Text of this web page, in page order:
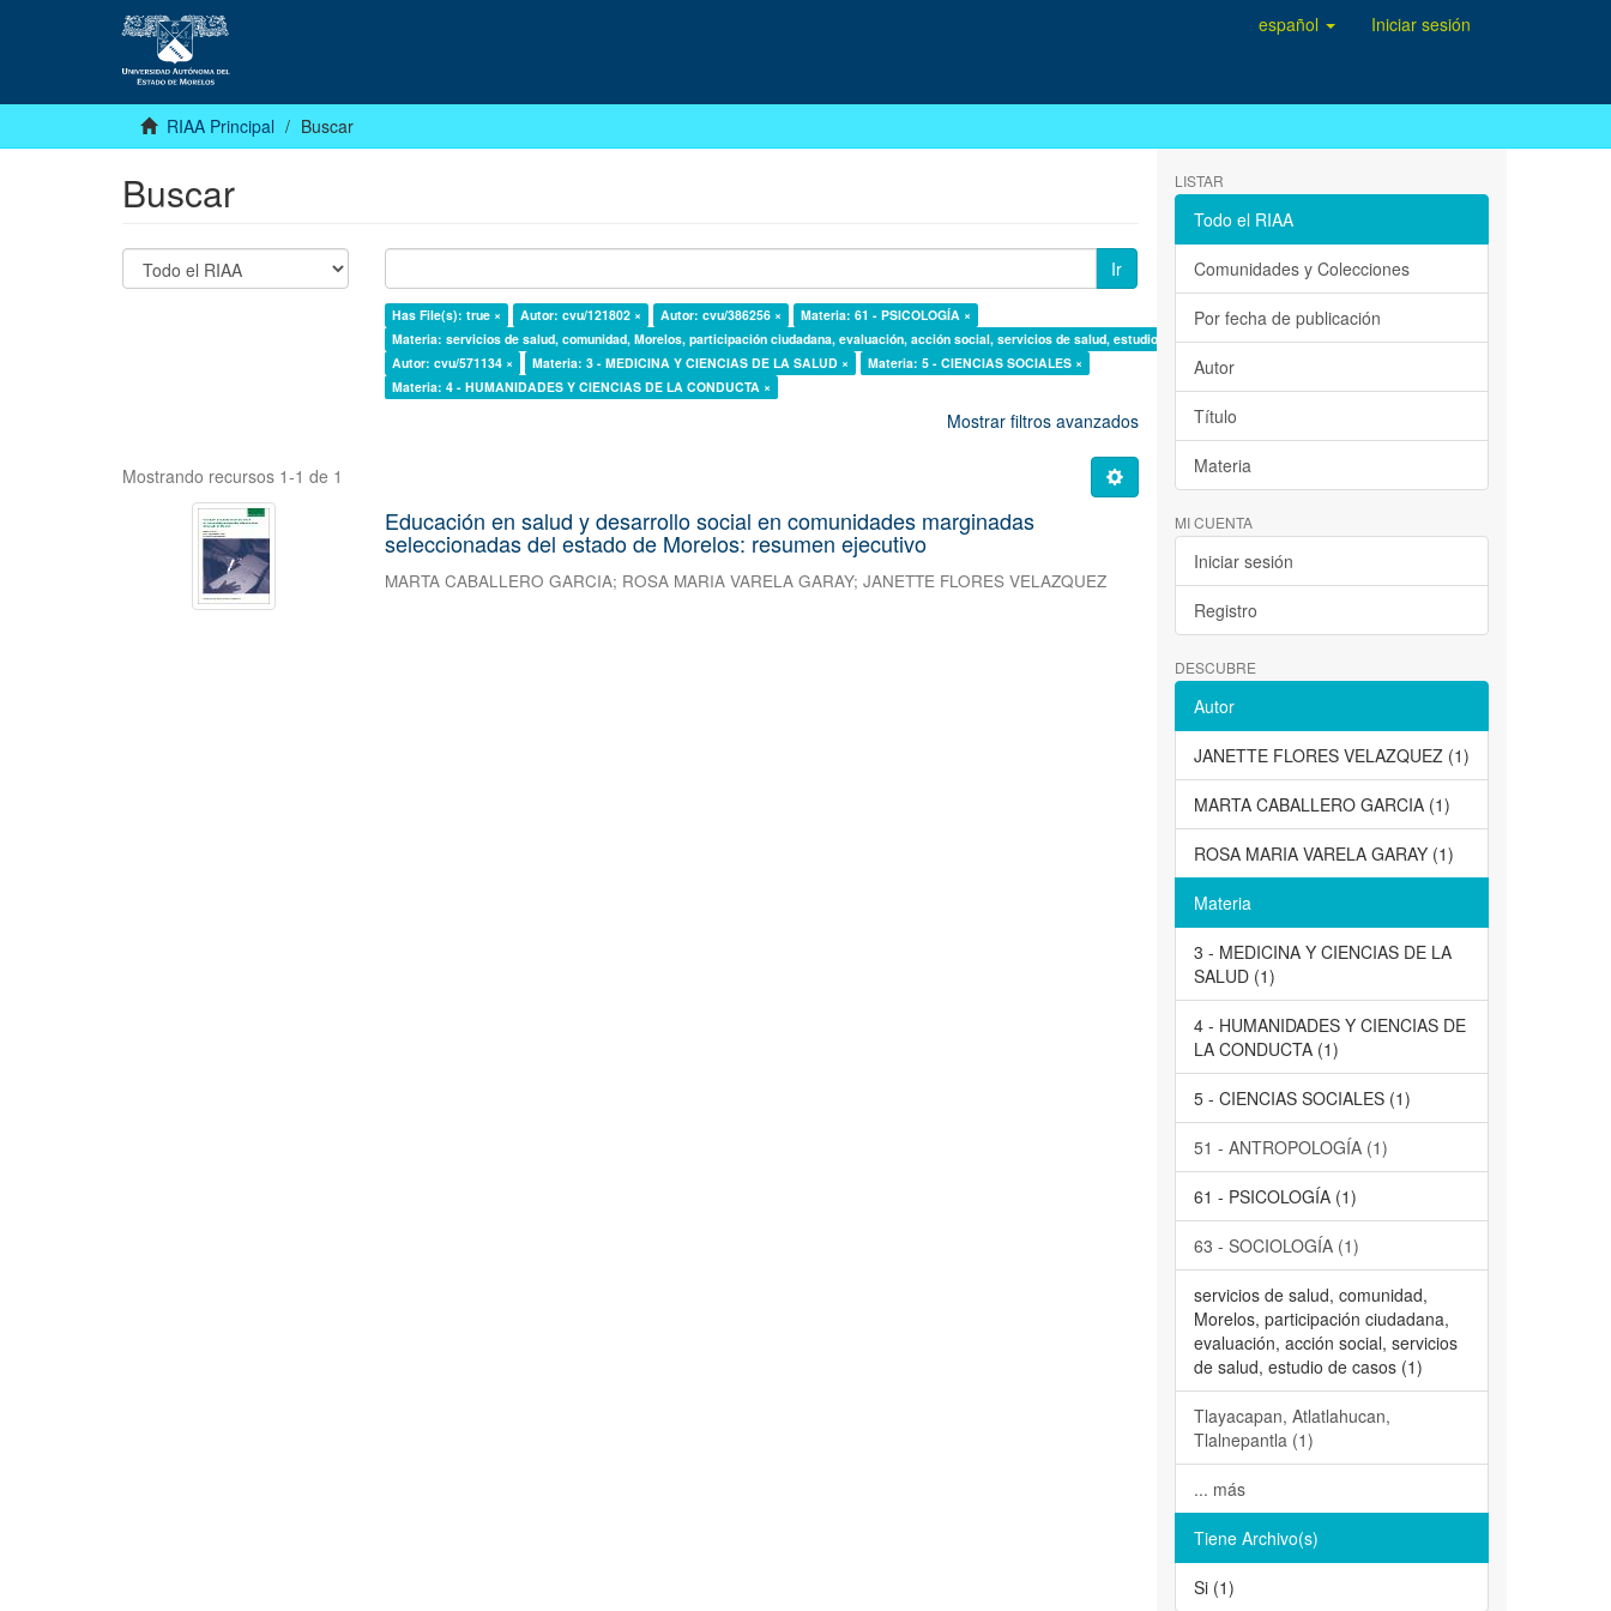
español Iniciar sesión
RIAA Principal Buscar
Buscar
Ir
Has File(s): true × Autor: cvu/121802 × Autor: cvu/386256 ×
Materia: 61 - PSICOLOGÍA ×
Materia: servicios de salud, comunidad, Morelos, participación ciudadana, evaluación, acción social, servicios de salud, estudio de casos ×
Autor: cvu/571134 ×
Materia: 3 - MEDICINA Y CIENCIAS DE LA SALUD ×
Materia: 5 - CIENCIAS SOCIALES ×
Materia: 4 - HUMANIDADES Y CIENCIAS DE LA CONDUCTA ×
Mostrar filtros avanzados
Mostrando recursos 1-1 de 1
Educación en salud y desarrollo social en comunidades marginadas
seleccionadas del estado de Morelos: resumen ejecutivo
MARTA CABALLERO GARCIA; ROSA MARIA VARELA GARAY;JANETTE FLORES VELAZQUEZ
LISTAR
Todo el RIAA
Comunidades y Colecciones
Por fecha de publicación
Autor
Título
Materia
MI CUENTA
Iniciar sesión
Registro
DESCUBRE
Autor
JANETTE FLORES VELAZQUEZ (1)
MARTA CABALLERO GARCIA (1)
ROSA MARIA VARELA GARAY (1)
Materia
3 - MEDICINA Y CIENCIAS DE LA
SALUD (1)
4 - HUMANIDADES Y CIENCIAS DE
LA CONDUCTA (1)
5 - CIENCIAS SOCIALES (1)
51 - ANTROPOLOGÍA (1)
61 - PSICOLOGÍA (1)
63 - SOCIOLOGÍA (1)
servicios de salud, comunidad,
Morelos, participación ciudadana,
evaluación, acción social, servicios
de salud, estudio de casos (1)
Tlayacapan, Atlatlahucan,
Tlalnepantla (1)
... más
Tiene Archivo(s)
Si (1)